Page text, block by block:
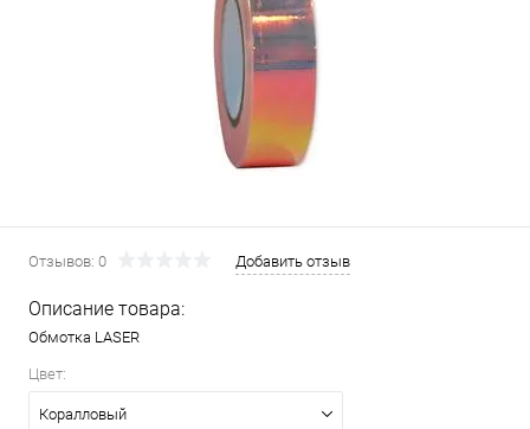
Отзывов: 0 Добавить отзыв
Описание товара:
Обмотка LASER
Цвет:
Коралловый